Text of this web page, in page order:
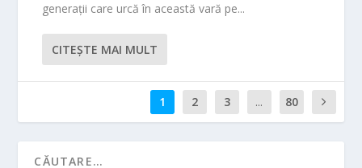
generații care urcă în această vară pe...
CITEŞTE MAI MULT
1 2 3 ... 80